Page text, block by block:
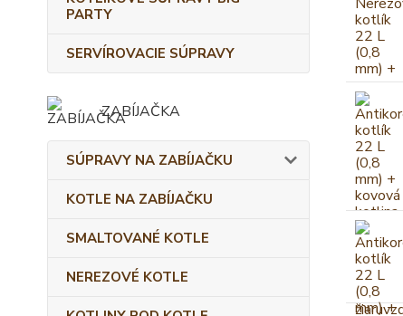
PARTY
SERVÍROVACIE SÚPRAVY
ZABÍJAČKA
SÚPRAVY NA ZABÍJAČKU
KOTLE NA ZABÍJAČKU
SMALTOVANÉ KOTLE
NEREZOVÉ KOTLE